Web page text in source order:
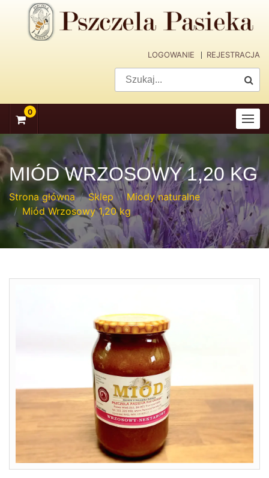
navigation
LOGOWANIE REJESTRACJA
0
MIÓD WRZOSOWY 1,20 KG
Strona główna Sklep
Miody naturalne
Miód Wrzosowy 1,20 kg